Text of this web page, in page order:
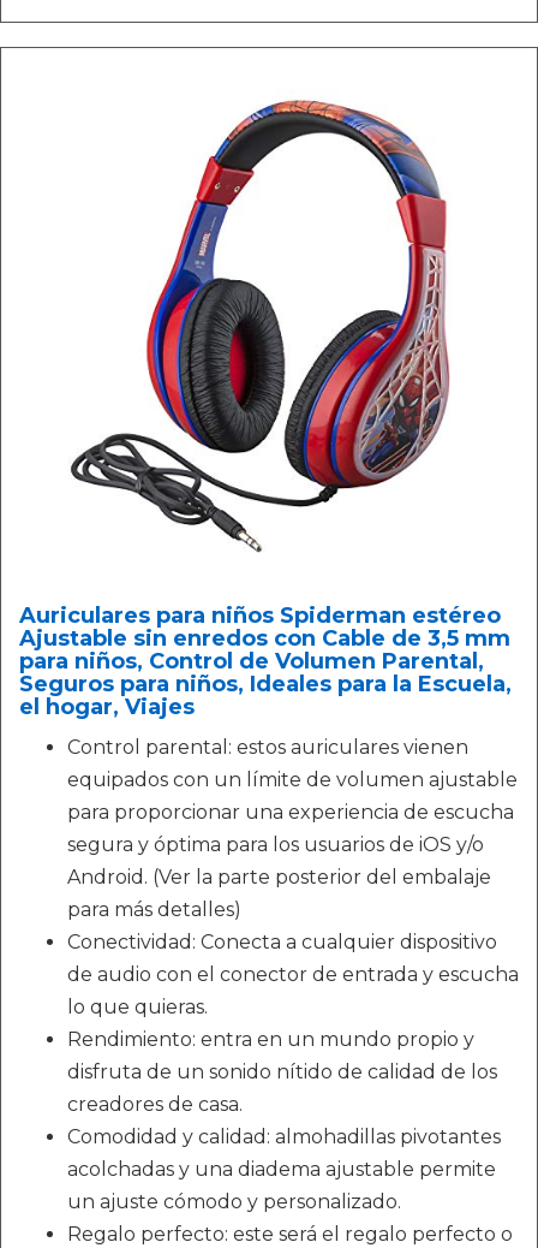
Auriculares para niños Spiderman estéreo
Ajustable sin enredos con Cable de 3,5 mm
para niños, Control de Volumen Parental,
Seguros para niños, Ideales para la Escuela,
el hogar, Viajes
Control parental: estos auriculares vienen
equipados con un límite de volumen ajustable
para proporcionar una experiencia de escucha
segura y óptima para los usuarios de iOS y/o
Android. (Ver la parte posterior del embalaje
para más detalles)
Conectividad: Conecta a cualquier dispositivo
de audio con el conector de entrada y escucha
lo que quieras.
Rendimiento: entra en un mundo propio y
disfruta de un sonido nítido de calidad de los
creadores de casa.
Comodidad y calidad: almohadillas pivotantes
acolchadas y una diadema ajustable permite
un ajuste cómodo y personalizado.
Regalo perfecto: este será el regalo perfecto o